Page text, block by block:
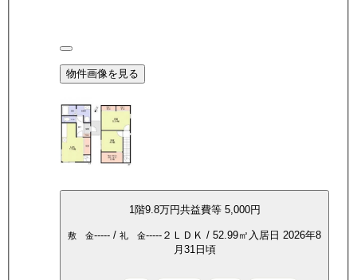
物件画像を見る
1階9.8万円共益費等 5,000円
敷 金----- / 礼 金----- ２ＬＤＫ / 52.99㎡ 入居日 2026年8
月31日頃